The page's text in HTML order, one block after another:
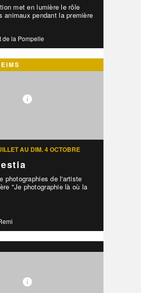
met en lumière le rôle
animaux pendant la première
de la Pompelle
AU DIM. 4 OCTOBRE
photographies de l'artiste
"Je photographie là où la